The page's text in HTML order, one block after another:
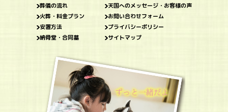
葬儀の流れ
火葬・料金プラン
安置方法
納骨堂・合同墓
天国へのメッセージ・お客様の声
お問い合わせフォーム
プライバシーポリシー
サイトマップ